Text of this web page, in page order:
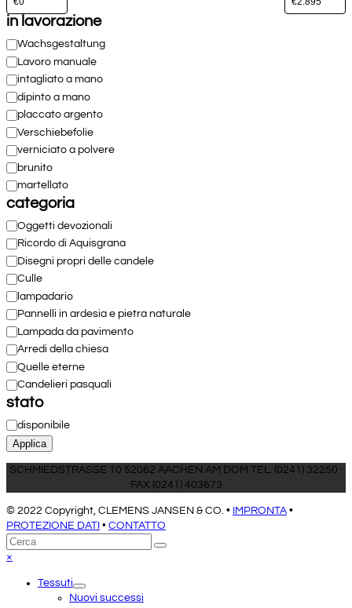
in lavorazione
in
lavorazione
Wachsgestaltung
Lavoro manuale
intagliato a mano
dipinto a mano
placcato argento
Verschiebefolie
verniciato a polvere
brunito
martellato
categoria
Categoria
Oggetti devozionali
Ricordo di Aquisgrana
Disegni propri delle candele
Culle
lampadario
Pannelli in ardesia e pietra naturale
Lampada da pavimento
Arredi della chiesa
Quelle eterne
Candelieri pasquali
stato
Stato
disponibile
Applica
SCHMIEDSTRASSE 10 52062 AACHEN AM DOM TEL. (0241) 32250 ·
FAX (0241) 403673
© 2022 Copyright, CLEMENS JANSEN & CO. • IMPRONTA •
PROTEZIONE DATI • CONTATTO
Torna
in
Cerca
Invia
×
menuTessuti
Nuovi successi